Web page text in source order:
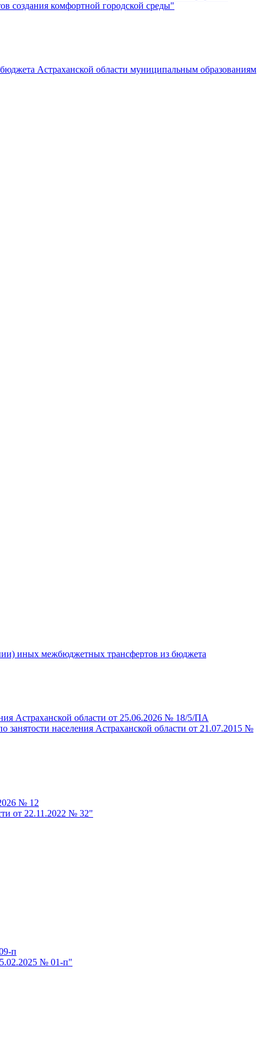
создания комфортной городской среды"
Астраханской области муниципальным образованиям
иных межбюджетных трансфертов из бюджета
Астраханской области от 25.06.2026 № 18/5/ПА
занятости населения Астраханской области от 21.07.2015 №
№ 12
от 22.11.2022 № 32"
п
№ 01-п"